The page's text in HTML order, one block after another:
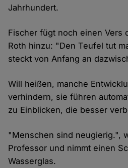
Jahrhundert.
Fischer fügt noch einen Vers
Roth hinzu: "Den Teufel tut
steckt von Anfang an
Will heißen, manche
verhindern, sie führen
zu Einblicken, die besser
"Menschen sind neugierig.",
Professor und nimmt einen
Wasserglas.